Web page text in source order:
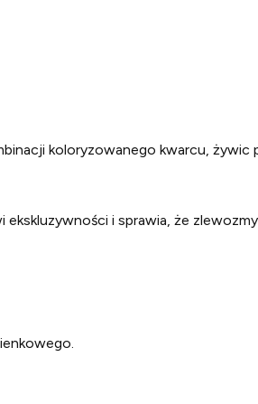
koloryzowanego kwarcu,
i sprawia, że